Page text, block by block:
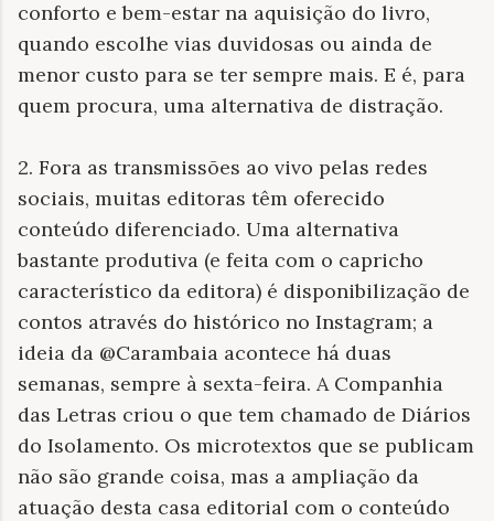
conforto e bem-estar na aquisição do livro,
quando escolhe vias duvidosas ou ainda de
menor custo para se ter sempre mais. E é, para
quem procura, uma alternativa de distração.
2. Fora as transmissões ao vivo pelas redes
sociais, muitas editoras têm oferecido
conteúdo diferenciado. Uma alternativa
bastante produtiva (e feita com o capricho
característico da editora) é disponibilização de
contos através do histórico no Instagram; a
ideia da @Carambaia acontece há duas
semanas, sempre à sexta-feira. A Companhia
das Letras criou o que tem chamado de Diários
do Isolamento. Os microtextos que se publicam
não são grande coisa, mas a ampliação da
atuação desta casa editorial com o conteúdo